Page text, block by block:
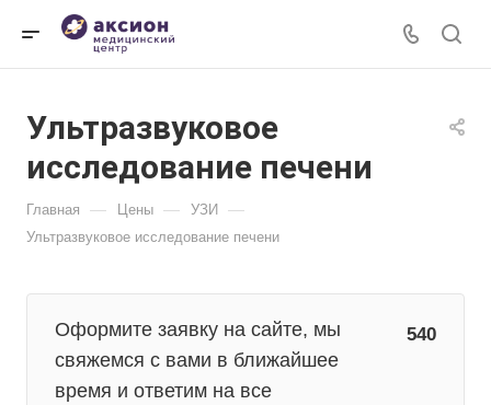
Ультразвуковое
исследование печени
Главная — Цены — УЗИ —
Ультразвуковое исследование печени
Оформите заявку на сайте, мы
свяжемся с вами в ближайшее
время и ответим на все
540